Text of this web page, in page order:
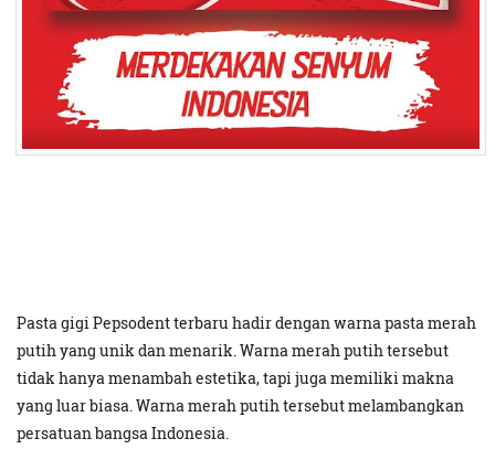
Pasta gigi Pepsodent terbaru hadir dengan warna pasta merah
putih yang unik dan menarik. Warna merah putih tersebut
tidak hanya menambah estetika, tapi juga memiliki makna
yang luar biasa. Warna merah putih tersebut melambangkan
persatuan bangsa Indonesia.